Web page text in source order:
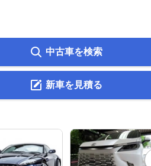
中古車を検索
新車を見積る